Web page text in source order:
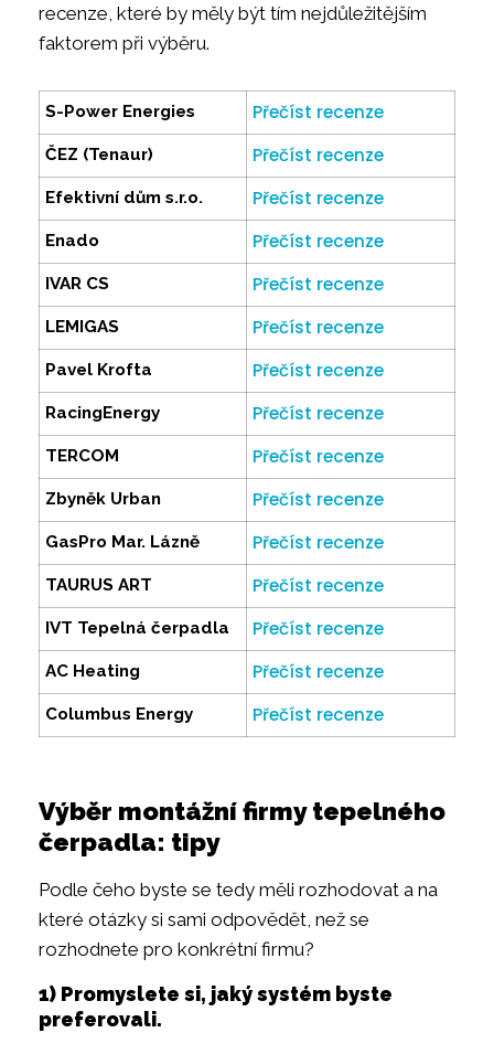
recenze, které by měly být tím nejdůležitějším
faktorem při výběru.
S-Power Energies Přečíst recenze
ČEZ (Tenaur) Přečíst recenze
Efektivní dům s.r.o. Přečíst recenze
Enado Přečíst recenze
IVAR CS Přečíst recenze
LEMIGAS Přečíst recenze
Pavel Krofta Přečíst recenze
RacingEnergy Přečíst recenze
TERCOM Přečíst recenze
Zbyněk Urban Přečíst recenze
GasPro Mar. Lázně Přečíst recenze
TAURUS ART Přečíst recenze
IVT Tepelná čerpadla Přečíst recenze
AC Heating Přečíst recenze
Columbus Energy Přečíst recenze
Výběr montážní firmy tepelného
čerpadla: tipy
Podle čeho byste se tedy měli rozhodovat a na
které otázky si sami odpovědět, než se
rozhodnete pro konkrétní firmu?
1) Promyslete si, jaký systém byste
preferovali.